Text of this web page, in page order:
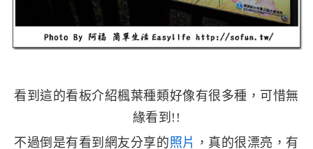
看到這的看板介紹楓葉種類好像有很多種，可惜無
緣看到!!
不過倒是有看到網友分享的照片 ，真的很漂亮，有